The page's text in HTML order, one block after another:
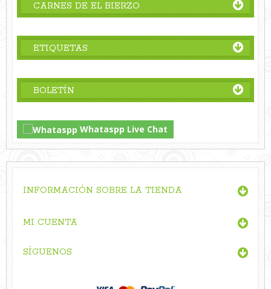
CARNES DE EL BIERZO
ETIQUETAS
BOLETÍN
Whataspp Live Chat
INFORMACIÓN SOBRE LA TIENDA
MI CUENTA
SÍGUENOS